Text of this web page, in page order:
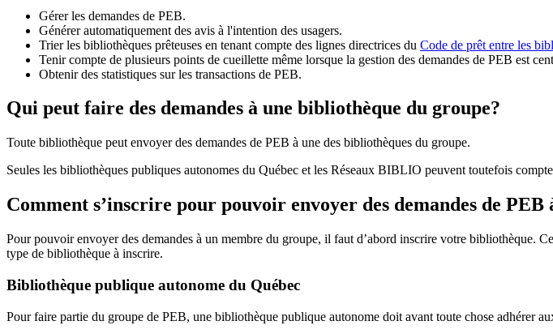
Gérer les demandes de PEB.
Générer automatiquement des avis à l'intention des usagers.
Trier les bibliothèques prêteuses en tenant compte des lignes directrices du Code de prêt entre les
Tenir compte de plusieurs points de cueillette même lorsque la gestion des demandes de PEB est
Obtenir des statistiques sur les transactions de PEB.
Qui peut faire des demandes à une bibliothèque du groupe?
Toute bibliothèque peut envoyer des demandes de PEB à une des bibliothèques du groupe.
Seules les bibliothèques publiques autonomes du Québec et les Réseaux BIBLIO peuvent toutefois
Comment s’inscrire pour pouvoir envoyer des demandes de
Pour pouvoir envoyer des demandes à un membre du groupe, il faut d’abord inscrire votre bibliothèque.
type de bibliothèque à inscrire.
Bibliothèque publique autonome du Québec
Pour faire partie du groupe de PEB, une bibliothèque publique autonome doit avant toute chose adhérer